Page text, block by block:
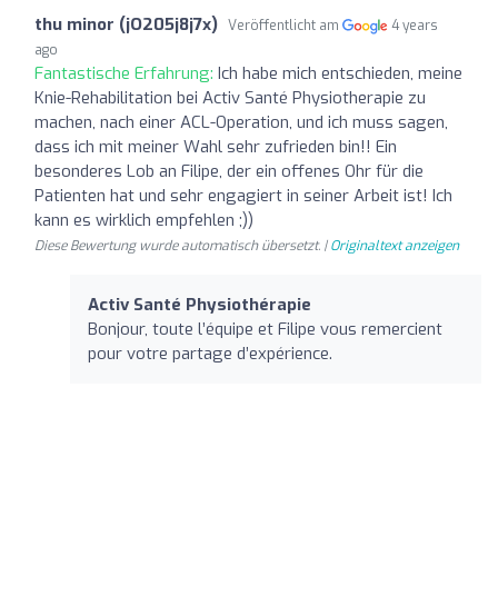
thu minor (jO205j8j7x) Veröffentlicht am
4 years
ago
Fantastische Erfahrung: Ich habe mich entschieden, meine
Knie-Rehabilitation bei Activ Santé Physiotherapie zu
machen, nach einer ACL-Operation, und ich muss sagen,
dass ich mit meiner Wahl sehr zufrieden bin!! Ein
besonderes Lob an Filipe, der ein offenes Ohr für die
Patienten hat und sehr engagiert in seiner Arbeit ist! Ich
kann es wirklich empfehlen ;))
Diese Bewertung wurde automatisch übersetzt. |Originaltext anzeigen
Activ Santé Physiothérapie
Bonjour, toute l’équipe et Filipe vous remercient
pour votre partage d’expérience.